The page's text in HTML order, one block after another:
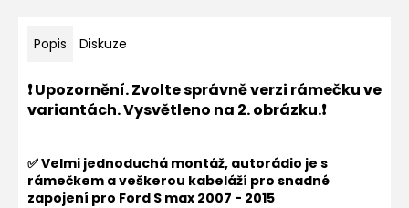
Popis Diskuze
❗ Upozornění. Zvolte správně verzi rámečku ve
variantách. Vysvětleno na 2. obrázku.❗
✅ Velmi jednoduchá montáž, autorádio je s
rámečkem a veškerou kabeláží pro snadné
zapojení pro Ford S max 2007 - 2015